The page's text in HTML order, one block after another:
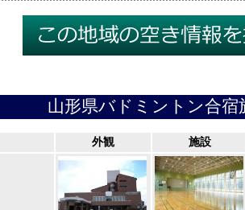
山形県バドミントン合宿
外観 施設